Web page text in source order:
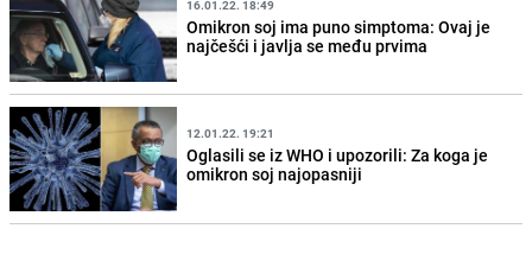
16.01.22. 18:49
Omikron soj ima puno simptoma: Ovaj je
najčešći i javlja se među prvima
12.01.22. 19:21
Oglasili se iz WHO i upozorili: Za koga je
omikron soj najopasniji